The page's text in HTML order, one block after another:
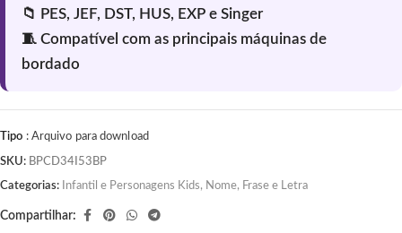
Tipo : Arquivo para download
SKU: BPCD34I53BP
Categorias: Infantil e Personagens Kids, Nome, Frase e Letra
Compartilhar: